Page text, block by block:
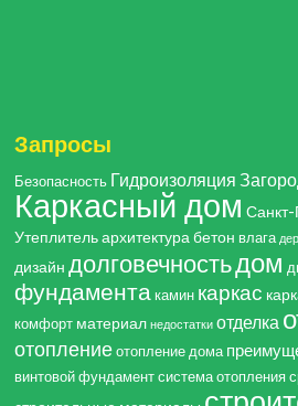
Запросы
Безопасность Гидроизоляция
Каркасный дом Санкт-
Утеплительархитектурабетон влага
дизайн долговечностьдом
фундамента камин каркас
комфорт материал недостатки отделка
отопление отопление дома
винтовой фундамент система отопления